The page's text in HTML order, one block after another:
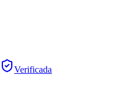
Verificada